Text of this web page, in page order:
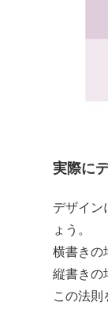
実際に
デザイン
ょう。
横書きの
縦書きの
この法則